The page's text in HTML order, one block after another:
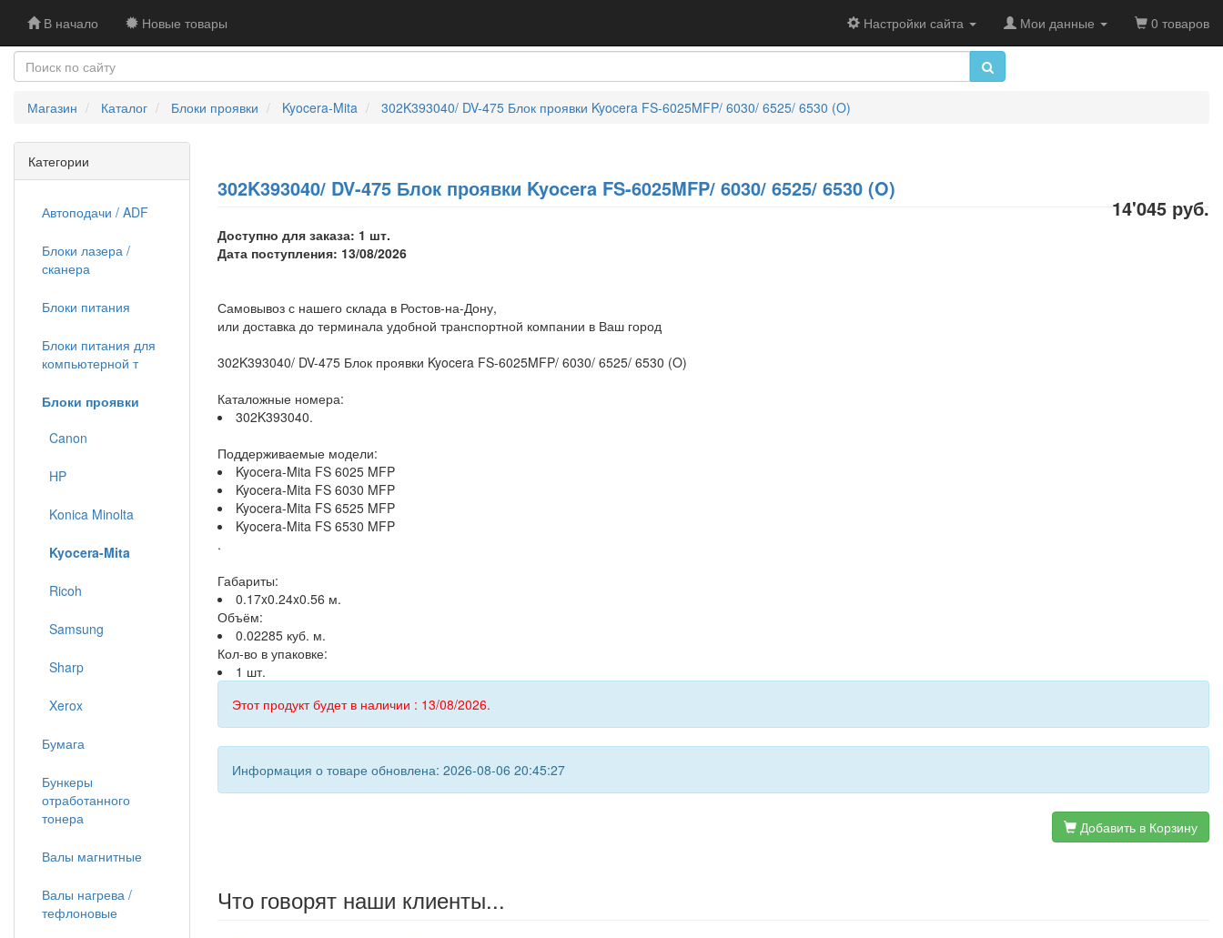
В начало Новые товары Настройки сайта Мои данные 0 товаров
Магазин Каталог Блоки проявки Kyocera-Mita 302K393040/ DV-475 Блок проявки Kyocera FS-6025MFP/ 6030/ 6525/ 6530 (O)
302K393040/ DV-475 Блок проявки Kyocera FS-6025MFP/ 6030/ 6525/ 6530 (O)
14'045 руб.
Доступно для заказа: 1 шт.
Дата поступления: 13/08/2026
Самовывоз с нашего склада в Ростов-на-Дону,
или доставка до терминала удобной транспортной компании в Ваш город
302K393040/ DV-475 Блок проявки Kyocera FS-6025MFP/ 6030/ 6525/ 6530 (O)
Каталожные номера:
302K393040.
Поддерживаемые модели:
Kyocera-Mita FS 6025 MFP
Kyocera-Mita FS 6030 MFP
Kyocera-Mita FS 6525 MFP
Kyocera-Mita FS 6530 MFP
.
Габариты:
0.17x0.24x0.56 м.
Объём:
0.02285 куб. м.
Кол-во в упаковке:
1 шт.
Этот продукт будет в наличии : 13/08/2026.
Информация о товаре обновлена: 2026-08-06 20:45:27
Добавить в Корзину
Что говорят наши клиенты...
Категории
Автоподачи / ADF
Блоки лазера /
сканера
Блоки питания
Блоки питания для
компьютерной т
Блоки проявки
Canon
HP
Konica Minolta
Kyocera-Mita
Ricoh
Samsung
Sharp
Xerox
Бумага
Бункеры
отработанного
тонера
Валы магнитные
Валы нагрева /
тефлоновые